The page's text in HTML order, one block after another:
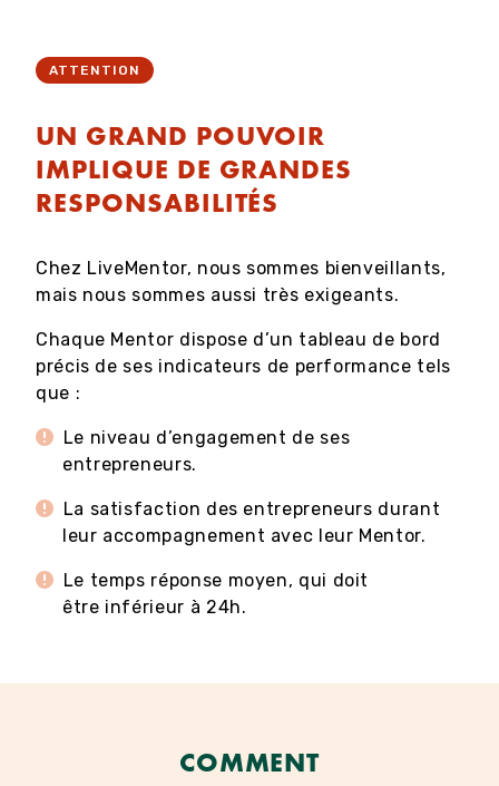
ATTENTION
UN GRAND POUVOIR
IMPLIQUE DE GRANDES
RESPONSABILITÉS
Chez LiveMentor, nous sommes bienveillants,
mais nous sommes aussi très exigeants.
Chaque Mentor dispose d’un tableau de bord
précis de ses indicateurs de performance tels
que :
Le niveau d’engagement de ses
entrepreneurs.
La satisfaction des entrepreneurs durant
leur accompagnement avec leur Mentor.
Le temps réponse moyen, qui doit
être inférieur à 24h.
COMMENT